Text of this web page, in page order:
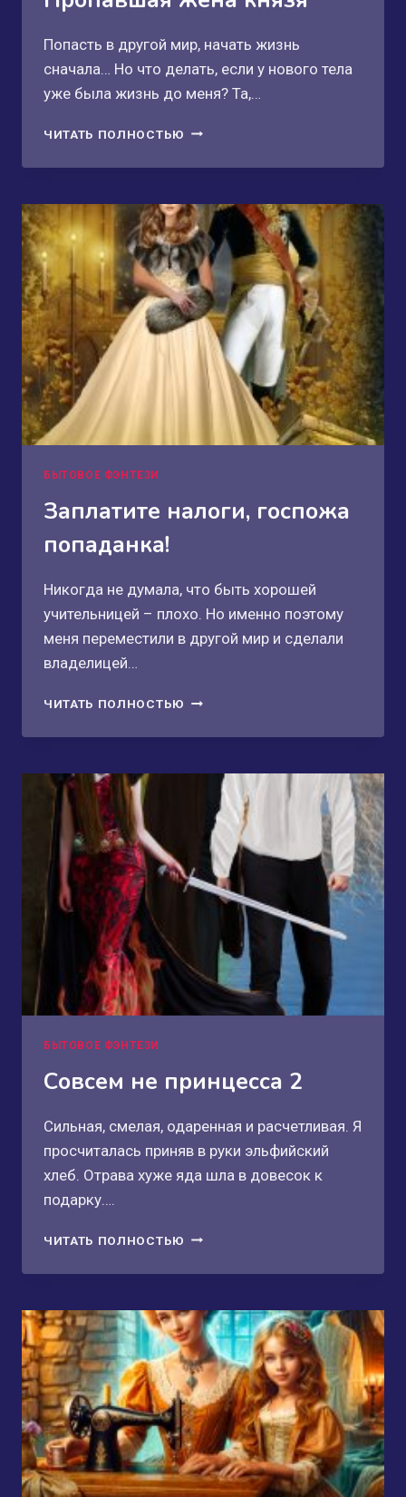
Попасть в другой мир, начать жизнь
сначала… Но что делать, если у нового тела
уже была жизнь до меня? Та,…
ЧИТАТЬ ПОЛНОСТЬЮ ПРОПАВШАЯ
КНЯЗЯ
БЫТОВОЕ ФЭНТЕЗИ
Заплатите налоги, госпожа
попаданка!
Никогда не думала, что быть хорошей
учительницей – плохо. Но именно поэтому
меня переместили в другой мир и сделали
владелицей…
ЧИТАТЬ ПОЛНОСТЬЮ ЗАПЛАТИТЕ
ГОСПОЖА
БЫТОВОЕ ФЭНТЕЗИ
Совсем не принцесса 2
Сильная, смелая, одаренная и расчетливая. Я
просчиталась приняв в руки эльфийский
хлеб. Отрава хуже яда шла в довесок к
подарку….
ЧИТАТЬ ПОЛНОСТЬЮ СОВСЕМ
ПРИНЦЕССА